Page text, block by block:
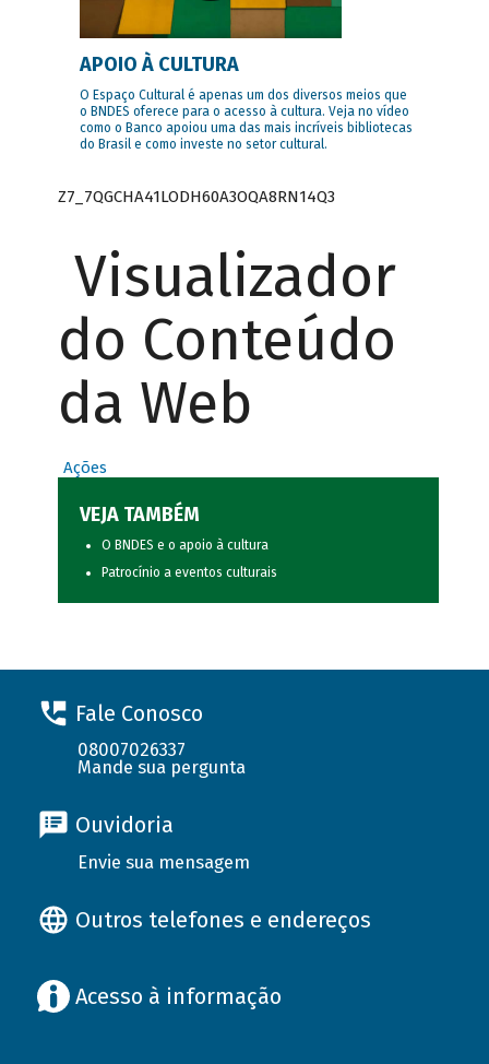
APOIO À CULTURA
O Espaço Cultural é apenas um dos diversos meios que
o BNDES oferece para o acesso à cultura. Veja no vídeo
como o Banco apoiou uma das mais incríveis bibliotecas
do Brasil e como investe no setor cultural.
Z7_7QGCHA41LODH60A3OQA8RN14Q3
Visualizador
do Conteúdo
da Web
Ações
VEJA TAMBÉM
O BNDES e o apoio à cultura
Patrocínio a eventos culturais
Fale Conosco
08007026337
Mande sua pergunta
Ouvidoria
Envie sua mensagem
Outros telefones e endereços
Acesso à informação